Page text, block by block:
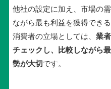
他社の設定に加え、市場の
ながら最も利益を獲得でき
消費者の立場としては、 業
チェックし、比較しながら
勢が大切です。